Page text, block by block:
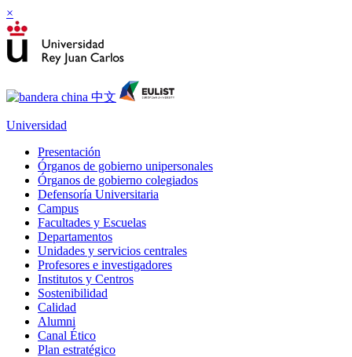
×
Universidad
Presentación
Órganos de gobierno unipersonales
Órganos de gobierno colegiados
Defensoría Universitaria
Campus
Facultades y Escuelas
Departamentos
Unidades y servicios centrales
Profesores e investigadores
Institutos y Centros
Sostenibilidad
Calidad
Alumni
Canal Ético
Plan estratégico